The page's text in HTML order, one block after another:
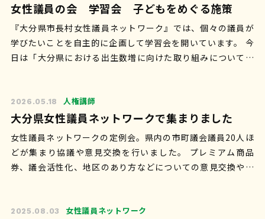
女性議員の会 学習会 子どもをめぐる施策
『大分県市長村女性議員ネットワーク』では、個々の議員が
学びたいことを自主的に企画して学習会を開いています。 今
日は「大分県における出生数増に向けた取り組みについて」
2026.05.18 人権講師
大分県女性議員ネットワークで集まりました
女性議員ネットワークの定例会。県内の市町議会議員20人ほ
どが集まり協議や意見交換を行いました。 プレミアム商品
券、議会活性化、地区のあり方などについての意見交換や、
2025.08.03 女性議員ネットワーク